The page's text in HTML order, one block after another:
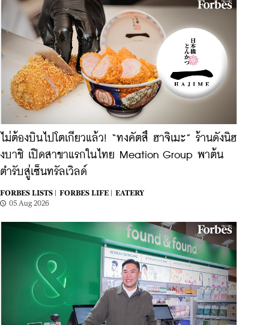
ไม่ต้องบินไปโตเกียวแล้ว! ​“ทงคัตสึ ฮาจิเมะ” ร้านดังนิฮ
งบาชิ เปิดสาขาแรกในไทย Meation Group พาต้น
ตำรับสู่เซ็นทรัลเวิลด์
FORBES LISTS | FORBES LIFE |
EATERY
05 Aug 2026